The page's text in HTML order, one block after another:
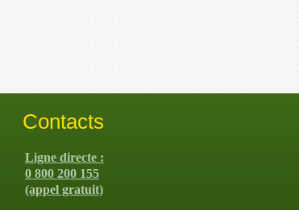
Contacts
Ligne directe :
0 800 200 155
(appel gratuit)